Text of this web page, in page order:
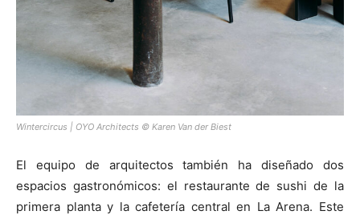
Wintercircus | OYO Architects © Karen Van der Biest
El equipo de arquitectos también ha diseñado dos
espacios gastronómicos: el restaurante de sushi de la
primera planta y la cafetería central en La Arena. Este